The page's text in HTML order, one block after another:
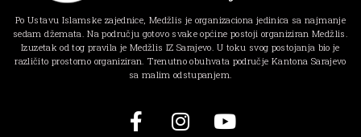
Po Ustavu Islamske zajednice, Medžlis je organizaciona jedinica sa najmanje
sedam džemata. Na području gotovo svake općine postoji organiziran Medžlis.
Izuzetak od tog pravila je Medžlis IZ Sarajevo. U toku svog postojanja bio je
različito prostorno organiziran. Trenutno obuhvata područje Kantona Sarajevo
sa malim odstupanjem.